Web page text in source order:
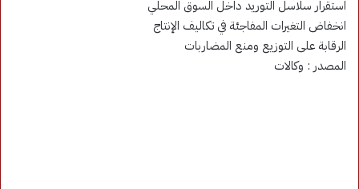
استقرار سلاسل التوريد داخل السوق المحلي
انخفاض التغيرات المفاجئة في تكاليف الإنتاج
الرقابة على التوزيع ومنع المضاربات
المصدر : وكالات